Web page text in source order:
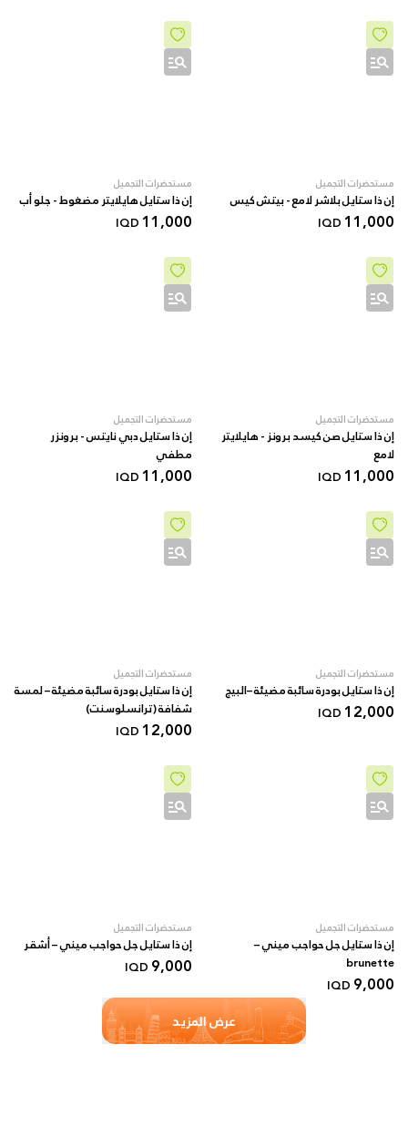
مستحضرات التجميل
إن ذا ستايل بلاشر لامع - بيتش كيس
11,000
IQD
مستحضرات التجميل
إن ذا ستايل هايلايتر مضغوط - جلو أب
11,000
IQD
مستحضرات التجميل
إن ذا ستايل صن كيسد برونز - هايلايتر
لامع
11,000
IQD
مستحضرات التجميل
إن ذا ستايل دبي نايتس - برونزر
مطفي
11,000
IQD
مستحضرات التجميل
إن ذا ستايل بودرة سائبة مضيئة –البيج
12,000
IQD
مستحضرات التجميل
إن ذا ستايل بودرة سائبة مضيئة – لمسة
شفافة (ترانسلوسنت)
12,000
IQD
مستحضرات التجميل
إن ذا ستايل جل حواجب ميني –
brunette
9,000
IQD
مستحضرات التجميل
إن ذا ستايل جل حواجب ميني – أشقر
9,000
IQD
عرض المزيد